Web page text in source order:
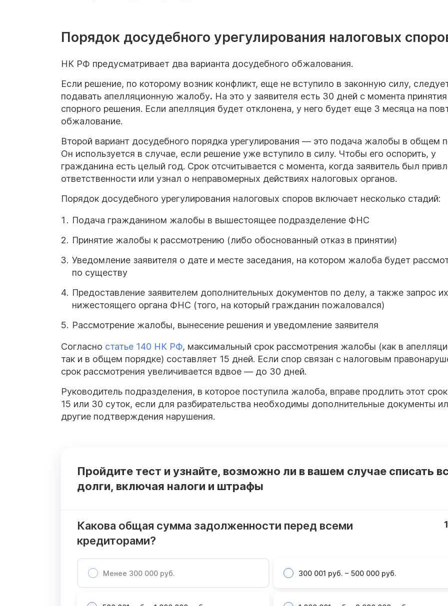
Порядок досудебного урегулирования налоговых
НК РФ предусматривает два варианта досудебного обжалования.
Если решение, по которому возник конфликт, еще не вступило в законную силу,
подавать апелляционную жалобу. На это у заявителя есть 30 дней с момента принятия
спорного решения. Если апелляция будет отклонена, у него будет еще 3 месяца на
обжалование.
Второй вариант досудебного порядка урегулирования — это подача жалобы в общем
Он используется в случае, если решение уже вступило в силу. Чтобы его оспорить, у
гражданина есть целый год. Срок отсчитывается с момента, когда заявитель был
ответственности или узнал о неправомерных действиях налоговых органов.
Порядок досудебного урегулирования налоговых споров включает несколько стадий:
Подача гражданином жалобы в вышестоящее подразделение ФНС
Принятие жалобы к рассмотрению (либо обоснованный отказ в принятии)
Уведомление заявителя о дате и месте заседания, на котором жалоба будет
по существу
Предоставление заявителем дополнительных документов по делу, а также запрос
нижестоящего органа ФНС (того, на который гражданин пожаловался)
Рассмотрение жалобы, вынесение решения и уведомление заявителя
Согласно статье 140 НК РФ, максимальный срок рассмотрения жалобы (как в
так и в общем порядке) составляет 15 дней. Если спор связан с налоговым
срок рассмотрения увеличивается вдвое — до 30 дней.
Руководитель подразделения, в которое поступила жалоба, вправе продлить этот
15 или 30 суток, если для разбирательства необходимы дополнительные документы
другие подтверждения нарушения.
Пройдите тест и узнайте, возможно ли в вашем случае списать
долги, включая налоги и штрафы
Какова общая сумма задолженности перед всеми
кредиторами?
Менее 300 000 руб. 300 001 руб. – 500 000 руб.
1